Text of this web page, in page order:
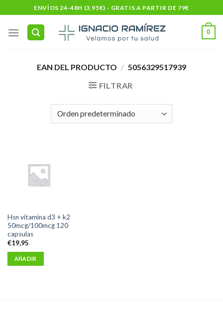
to
content
ENVÍOS 24-48H (3,95€) - GRATIS A PARTIR DE 79€
0
EAN DEL PRODUCTO / 5056329517939
FILTRAR
Hsn vitamina d3 + k2
50mcg/100mcg 120
capsulas
€19,95
AÑADIR